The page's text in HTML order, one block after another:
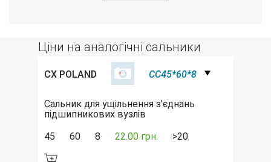
Ціни на аналогічні сальники
CX POLAND CC45*60*8
Сальник для ущільнення з'єднань
підшипникових вузлів
45
60 8 22.00 грн. >20